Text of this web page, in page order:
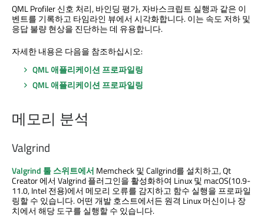
QML Profiler신호 처리, 바인딩 평가, 자바스크립트 실행과 같은 이
벤트를 기록하고 타임라인 뷰에서 시각화합니다. 이는 속도 저하 및
응답 불량 현상을 진단하는 데 유용합니다.
자세한 내용은 다음을 참조하십시오:
QML 애플리케이션 프로파일링
QML 애플리케이션 프로파일링
메모리 분석
Valgrind
Valgrind 툴 스위트에서 Memcheck 및 Callgrind를 설치하고,Qt
Creator에서 Valgrind 플러그인을 활성화하여 Linux 및 macOS(10.9-
11.0, Intel 전용)에서 메모리 오류를 감지하고 함수 실행을 프로파일
링할 수 있습니다. 어떤 개발 호스트에서든 원격 Linux 머신이나 장
치에서 해당 도구를 실행할 수 있습니다.